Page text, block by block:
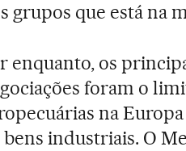
grupos que está na
enquanto, os
foram o
na
bens industriais. O